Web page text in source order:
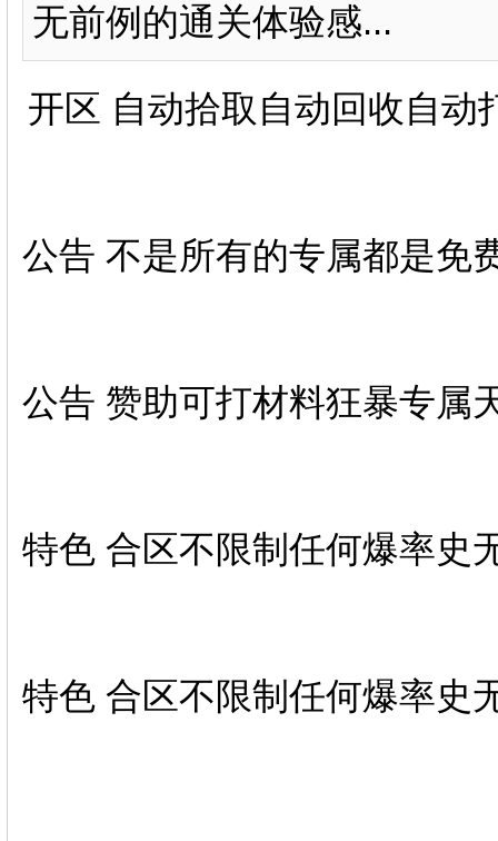
无前例的通关体验感...
开区 自动拾取自动回收自动
公告 不是所有的专属都是免
公告 赞助可打材料狂暴专属
特色 合区不限制任何爆率史
特色 合区不限制任何爆率史